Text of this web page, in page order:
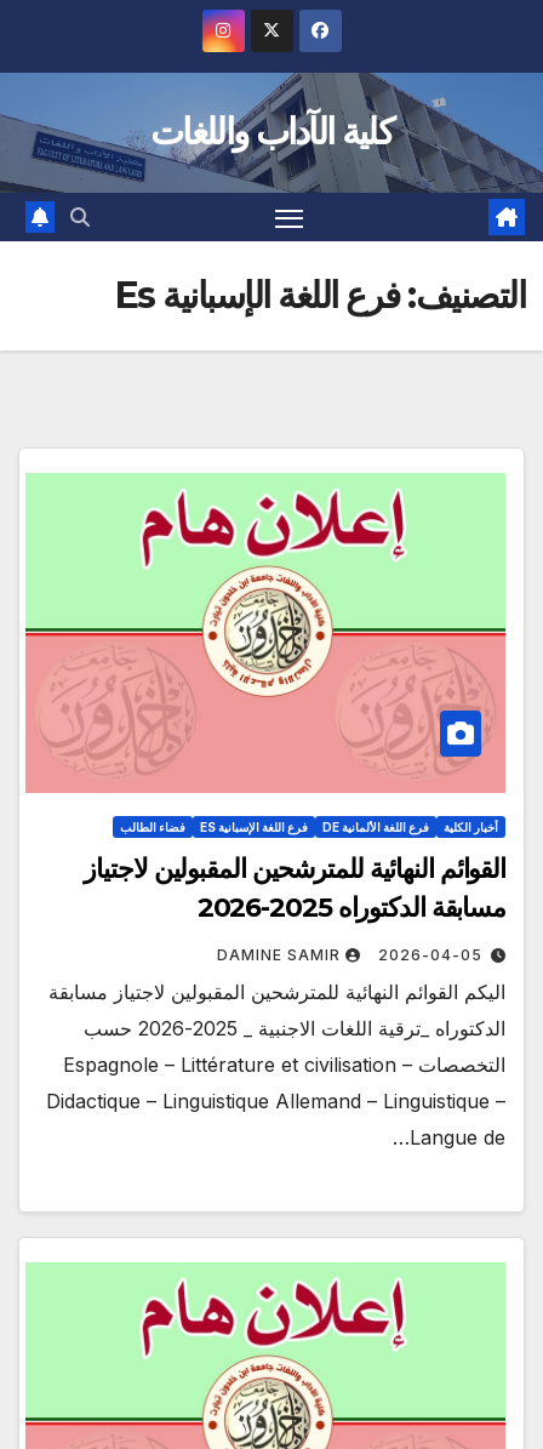
كلية الآداب واللغات
التصنيف:فرع اللغة الإسبانية Es
أخبار الكلية فرع اللغة الألمانية DE فرع اللغة الإسبانية ES فضاء الطالب
القوائم النهائية للمترشحين المقبولين لاجتياز
مسابقة الدكتوراه 2025-2026
2026-04-05
DAMINE SAMIR
اليكم القوائم النهائية للمترشحين المقبولين لاجتياز مسابقة
الدكتوراه _ترقية اللغات الاجنبية _ 2025-2026 حسب
التخصصات Espagnole – Littérature et civilisation –
Didactique – Linguistique Allemand – Linguistique –
Langue de…